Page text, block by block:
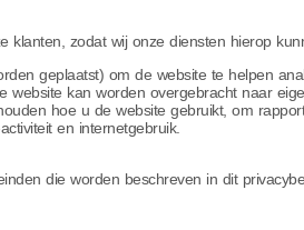
zodat wij onze diensten hierop
geplaatst) om de website te helpen
kan worden overgebracht naar
hoe u de website gebruikt, om
en internetgebruik.
die worden beschreven in dit